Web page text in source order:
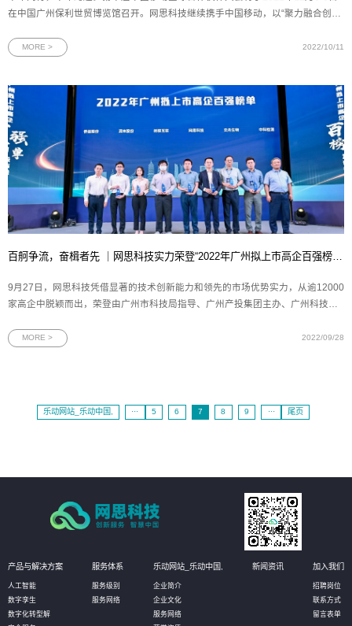
在中国广州保利世贸博览馆召开。网思科技继续携手中国移动，以“聚力融合创新
方面深耕的技术成果。深耕行业应用，共赢5G未来作为中国移动每年规模最大、
MORE > 2022/10/11
百舸争流，奋楫者先 ｜网思科技实力荣登“2022年广州拟上市高企百强榜单”
9月27日，网思科技凭借显著的技术创新能力和领先的市场优势实力，从逾12000
家高企中脱颖而出，荣登由广州市科技局指导、广州产投集团主办、广州科技金
午、广州市地方金融监督管理局副局长徐秀彬、广州市中小企业局局长叶华东、
MORE > 2022/09/28
乐动网站_乐动中国, ··· 5 6 7 8 9 ··· 尾页
产品与解决方案
人工智能
数字孪生
数字化转型解
服务体系
服务级别
服务网络
乐动网站_乐动中国,
企业简介
企业文化
服务网络
新闻资讯 加入我们
招聘岗位
联系方式
留言表单